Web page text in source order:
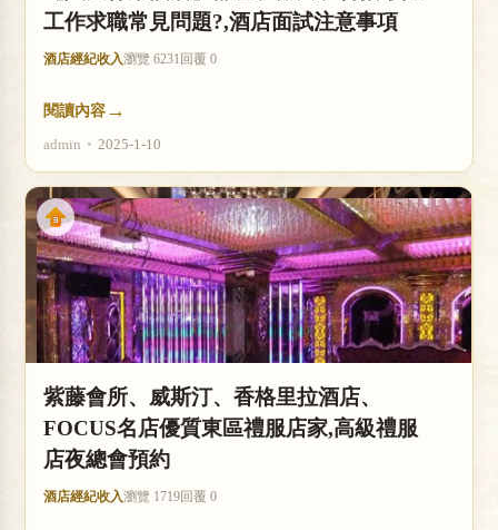
工作求職常見問題?,酒店面試注意事項
酒店經紀收入瀏覽 6231 回覆 0
閱讀內容 →
admin • 2025-1-10
紫藤會所、威斯汀、香格里拉酒店、
FOCUS名店優質東區禮服店家,高級禮服
店夜總會預約
酒店經紀收入瀏覽 1719回覆 0